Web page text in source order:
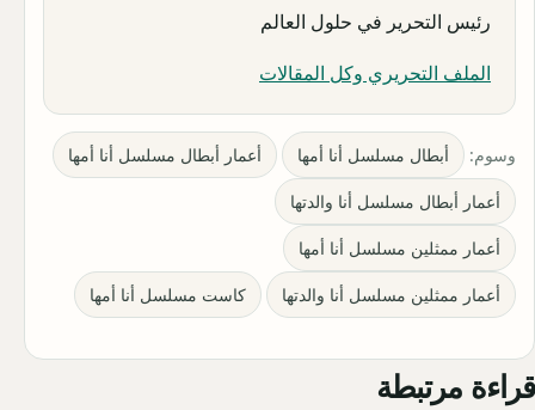
رئيس التحرير في حلول العالم
الملف التحريري وكل المقالات
وسوم: أبطال مسلسل أنا أمها أعمار أبطال مسلسل أنا أمها
أعمار أبطال مسلسل أنا والدتها
أعمار ممثلين مسلسل أنا أمها
أعمار ممثلين مسلسل أنا والدتها كاست مسلسل أنا أمها
قراءة مرتبطة